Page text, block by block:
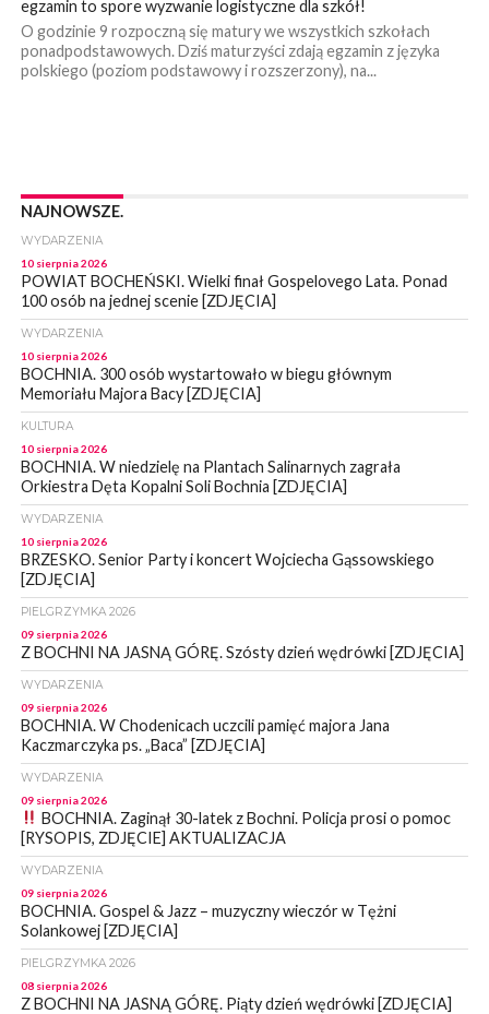
egzamin to spore wyzwanie logistyczne dla szkół!
O godzinie 9 rozpoczną się matury we wszystkich szkołach
ponadpodstawowych. Dziś maturzyści zdają egzamin z języka
polskiego (poziom podstawowy i rozszerzony), na...
NAJNOWSZE.
WYDARZENIA
10 sierpnia 2026
POWIAT BOCHEŃSKI. Wielki finał Gospelovego Lata. Ponad
100 osób na jednej scenie [ZDJĘCIA]
WYDARZENIA
10 sierpnia 2026
BOCHNIA. 300 osób wystartowało w biegu głównym
Memoriału Majora Bacy [ZDJĘCIA]
KULTURA
10 sierpnia 2026
BOCHNIA. W niedzielę na Plantach Salinarnych zagrała
Orkiestra Dęta Kopalni Soli Bochnia [ZDJĘCIA]
WYDARZENIA
10 sierpnia 2026
BRZESKO. Senior Party i koncert Wojciecha Gąssowskiego
[ZDJĘCIA]
PIELGRZYMKA 2026
09 sierpnia 2026
Z BOCHNI NA JASNĄ GÓRĘ. Szósty dzień wędrówki [ZDJĘCIA]
WYDARZENIA
09 sierpnia 2026
BOCHNIA. W Chodenicach uczcili pamięć majora Jana
Kaczmarczyka ps. „Baca” [ZDJĘCIA]
WYDARZENIA
09 sierpnia 2026
BOCHNIA. Zaginął 30-latek z Bochni. Policja prosi o pomoc
[RYSOPIS, ZDJĘCIE] AKTUALIZACJA
WYDARZENIA
09 sierpnia 2026
BOCHNIA. Gospel & Jazz – muzyczny wieczór w Tężni
Solankowej [ZDJĘCIA]
PIELGRZYMKA 2026
08 sierpnia 2026
Z BOCHNI NA JASNĄ GÓRĘ. Piąty dzień wędrówki [ZDJĘCIA]